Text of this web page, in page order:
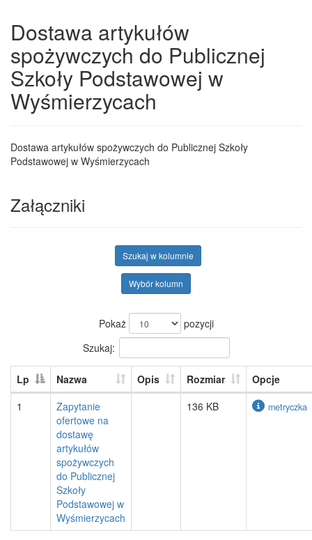
Dostawa artykułów
spożywczych do Publicznej
Szkoły Podstawowej w
Wyśmierzycach
Dostawa artykułów spożywczych do Publicznej Szkoły
Podstawowej w Wyśmierzycach
Załączniki
Szukaj w kolumnie
Wybór kolumn
Pokaż
pozycji
Szukaj:
Lp Nazwa Opis Rozmiar
Opcje
1
Zapytanie
ofertowe na
dostawę
artykułów
spożywczych
do Publicznej
Szkoły
Podstawowej w
Wyśmierzycach
136 KB metryczka